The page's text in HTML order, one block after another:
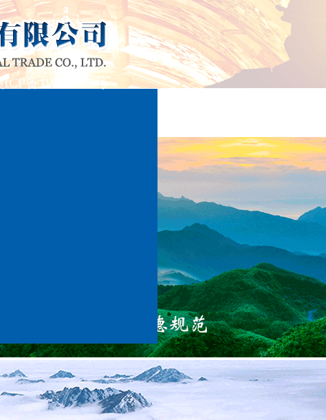
备19013659号